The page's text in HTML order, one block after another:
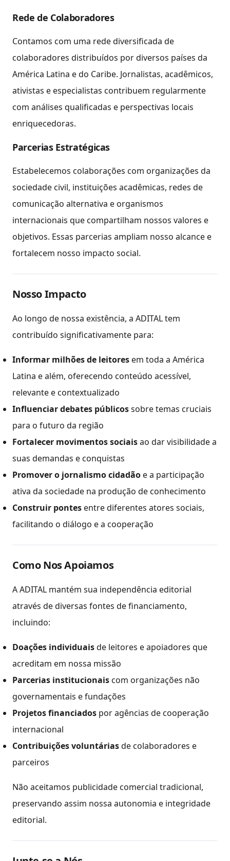
Rede de Colaboradores
Contamos com uma rede diversificada de
colaboradores distribuídos por diversos países da
América Latina e do Caribe. Jornalistas, acadêmicos,
ativistas e especialistas contribuem regularmente
com análises qualificadas e perspectivas locais
enriquecedoras.
Parcerias Estratégicas
Estabelecemos colaborações com organizações da
sociedade civil, instituições acadêmicas, redes de
comunicação alternativa e organismos
internacionais que compartilham nossos valores e
objetivos. Essas parcerias ampliam nosso alcance e
fortalecem nosso impacto social.
Nosso Impacto
Ao longo de nossa existência, a ADITAL tem
contribuído significativamente para:
Informar milhões de leitores em toda a América
Latina e além, oferecendo conteúdo acessível,
relevante e contextualizado
Influenciar debates públicossobre temas cruciais
para o futuro da região
Fortalecer movimentos sociaisao dar visibilidade a
suas demandas e conquistas
Promover o jornalismo cidadão e a participação
ativa da sociedade na produção de conhecimento
Construir pontes entre diferentes atores sociais,
facilitando o diálogo e a cooperação
Como Nos Apoiamos
A ADITAL mantém sua independência editorial
através de diversas fontes de financiamento,
incluindo:
Doações individuaisde leitores e apoiadores que
acreditam em nossa missão
Parcerias institucionais com organizações não
governamentais e fundações
Projetos financiados por agências de cooperação
internacional
Contribuições voluntáriasde colaboradores e
parceiros
Não aceitamos publicidade comercial tradicional,
preservando assim nossa autonomia e integridade
editorial.